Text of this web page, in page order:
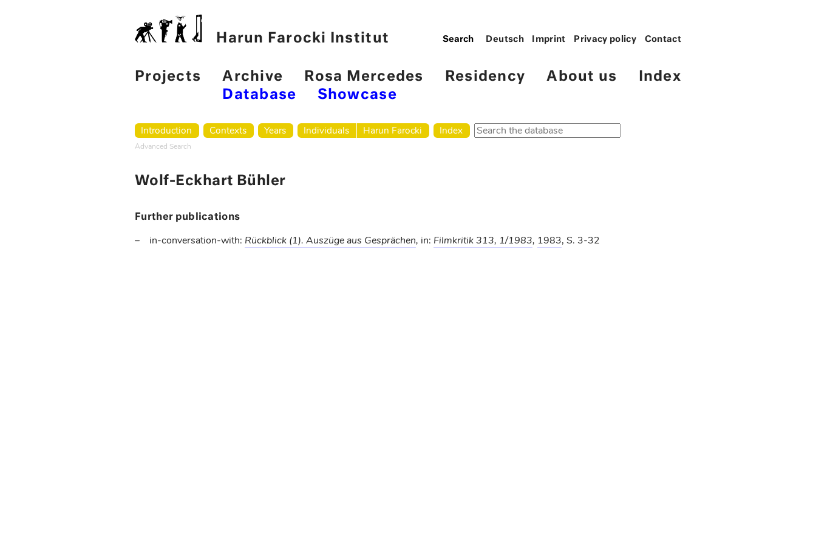
Harun Farocki Institut
Projects
Archive
Database
Showcase
Rosa Mercedes Residency About us Index
Deutsch Imprint Privacy policy Contact
Introduction Contexts Years Individuals Harun Farocki Index
Advanced Search
Wolf-Eckhart Bühler
Further publications
in-conversation-with: Rückblick (1). Auszüge aus Gesprächen, in: Filmkritik 313, 1/1983, 1983, S. 3-32